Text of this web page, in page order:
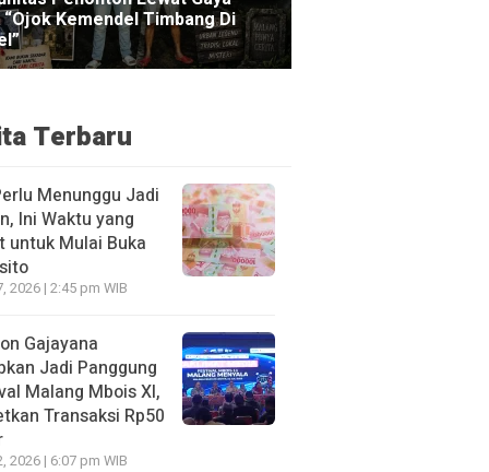
Terbaru
Menunggu Jadi
Ini Waktu yang
untuk Mulai Buka
2026 | 2:45 pm WIB
Gajayana
Jadi Panggung
Malang Mbois XI,
Transaksi Rp50
2026 | 6:07 pm WIB